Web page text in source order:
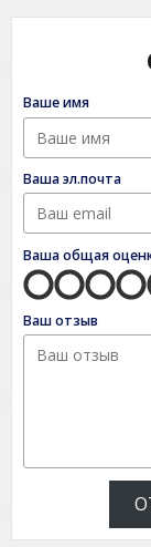
Ваше имя
Ваша эл.почта
Ваша общая
Ваш отзыв